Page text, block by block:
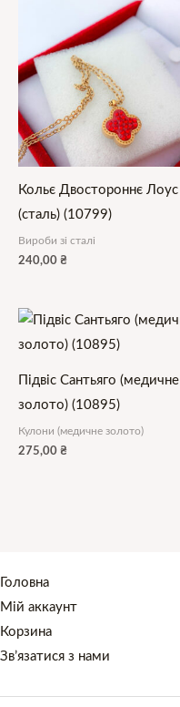
Кольє Двостороннє Лоус
(сталь) (10799)
Вироби зі сталі
240,00 ₴
Підвіс Сантьяго (медичне
золото) (10895)
Кулони (медичне золото)
275,00 ₴
Головна
Мій аккаунт
Корзина
Зв’язатися з нами